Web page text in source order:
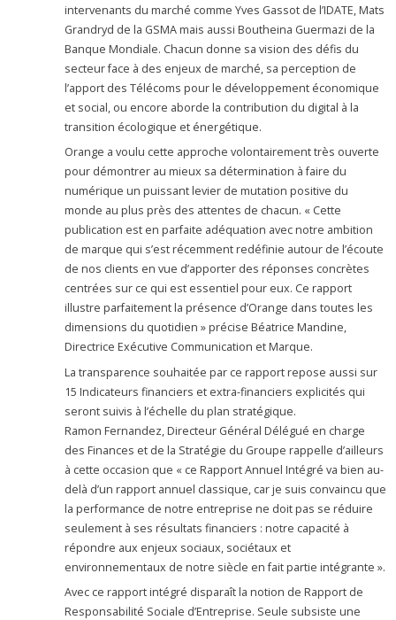
intervenants du marché comme Yves Gassot de l’IDATE, Mats
Grandryd de la GSMA mais aussi Boutheina Guermazi de la
Banque Mondiale. Chacun donne sa vision des défis du
secteur face à des enjeux de marché, sa perception de
l’apport des Télécoms pour le développement économique
et social, ou encore aborde la contribution du digital à la
transition écologique et énergétique.
Orange a voulu cette approche volontairement très ouverte
pour démontrer au mieux sa détermination à faire du
numérique un puissant levier de mutation positive du
monde au plus près des attentes de chacun. « Cette
publication est en parfaite adéquation avec notre ambition
de marque qui s’est récemment redéfinie autour de l’écoute
de nos clients en vue d’apporter des réponses concrètes
centrées sur ce qui est essentiel pour eux. Ce rapport
illustre parfaitement la présence d’Orange dans toutes les
dimensions du quotidien » précise Béatrice Mandine,
Directrice Exécutive Communication et Marque.
La transparence souhaitée par ce rapport repose aussi sur
15 Indicateurs financiers et extra-financiers explicités qui
seront suivis à l’échelle du plan stratégique.
Ramon Fernandez, Directeur Général Délégué en charge
des Finances et de la Stratégie du Groupe rappelle d’ailleurs
à cette occasion que « ce Rapport Annuel Intégré va bien au-
delà d’un rapport annuel classique, car je suis convaincu que
la performance de notre entreprise ne doit pas se réduire
seulement à ses résultats financiers : notre capacité à
répondre aux enjeux sociaux, sociétaux et
environnementaux de notre siècle en fait partie intégrante ».
Avec ce rapport intégré disparaît la notion de Rapport de
Responsabilité Sociale d’Entreprise. Seule subsiste une